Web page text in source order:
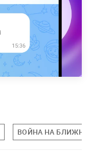
ВОЙНА НА